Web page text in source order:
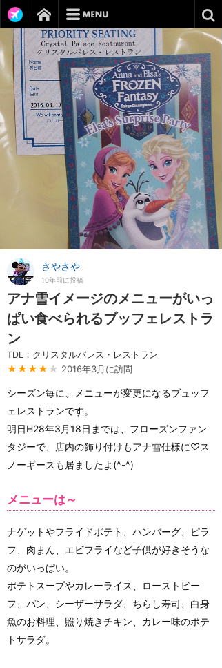
さやさや
10年前に投稿
アナ雪イメージのメニューがいっ
ぱい食べられるブッフェレストラ
ン
TDL：クリスタルパレス・レストラン
★★★★ ★ 2016年3月に訪問
シーズン毎に、メニューが変更になるブュッフ
ェレストランです。
明日H28年3月18日までは、フローズンファン
タジーで、店内の飾り付けもアナ雪仕様に♡ス
ノーギースも居ましたよ(^-^)
メニューは～
ナゲットやフライドポテト、ハンバーグ、ピラ
フ、肉まん、エビフライなど子供が好きそうな
のがいっぱい。
ポテトスープやカレーライス、ローストビー
フ、パン、シーザーサラダ、ちらし寿司、白身
魚のお料理、照り焼きチキン、カレー味のポテ
トサラダ。